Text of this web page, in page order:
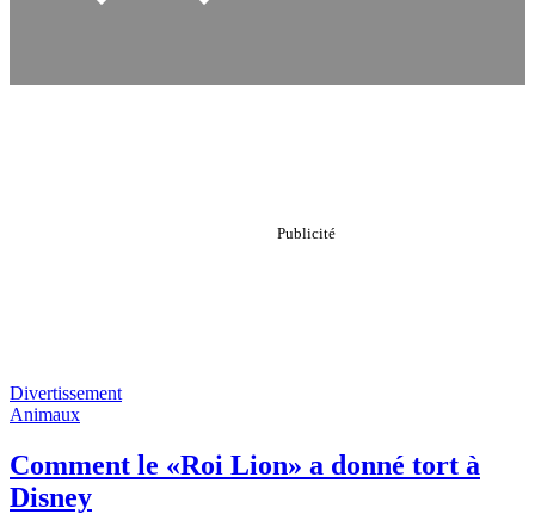
Divertissement
Animaux
Comment le «Roi Lion» a donné tort à
Disney